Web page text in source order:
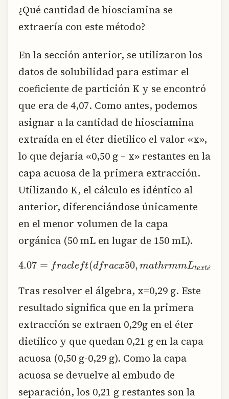
¿Qué cantidad de hiosciamina se
extraería con este método?
En la sección anterior, se utilizaron los
datos de solubilidad para estimar el
coeficiente de partición K y se encontró
que era de 4,07. Como antes, podemos
asignar a la cantidad de hiosciamina
extraída en el éter dietílico el valor «x»,
lo que dejaría «0,50 g – x» restantes en la
capa acuosa de la primera extracción.
Utilizando K, el cálculo es idéntico al
anterior, diferenciándose únicamente
en el menor volumen de la capa
orgánica (50 mL en lugar de 150 mL).
4.07 r aclef(dfr acx50,mathrmmLte
Tras resolver el álgebra, x=0,29 g. Este
resultado significa que en la primera
extracción se extraen 0,29g en el éter
dietílico y que quedan 0,21 g en la capa
acuosa (0,50 g-0,29 g). Como la capa
acuosa se devuelve al embudo de
separación, los 0,21 g restantes son la